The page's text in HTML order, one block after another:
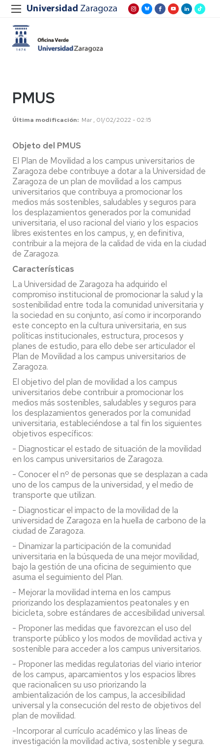
PMUS
Última modificación Mar , 01/02/2022 - 02:15
Objeto del PMUS
El Plan de Movilidad a los campus universitarios de
Zaragoza debe contribuye a dotar a la Universidad de
Zaragoza de un plan de movilidad a los campus
universitarios que contribuya a promocionar los
medios más sostenibles, saludables y seguros para
los desplazamientos generados por la comunidad
universitaria, el uso racional del viario y los espacios
libres existentes en los campus, y, en definitiva,
contribuir a la mejora de la calidad de vida en la ciudad
de Zaragoza.
Características
La Universidad de Zaragoza ha adquirido el
compromiso institucional de promocionar la salud y la
sostenibilidad entre toda la comunidad universitaria y
la sociedad en su conjunto, así como ir incorporando
este concepto en la cultura universitaria, en sus
políticas institucionales, estructura, procesos y
planes de estudio, para ello debe ser articulador el
Plan de Movilidad a los campus universitarios de
Zaragoza.
El objetivo del plan de movilidad a los campus
universitarios debe contribuir a promocionar los
medios más sostenibles, saludables y seguros para
los desplazamientos generados por la comunidad
universitaria, estableciéndose a tal fin los siguientes
objetivos específicos:
- Diagnosticar el estado de situación de la movilidad
en los campus universitarios de Zaragoza.
- Conocer el nº de personas que se desplazan a cada
uno de los campus de la universidad, y el medio de
transporte que utilizan.
- Diagnosticar el impacto de la movilidad de la
universidad de Zaragoza en la huella de carbono de la
ciudad de Zaragoza.
- Dinamizar la participación de la comunidad
universitaria en la búsqueda de una mejor movilidad,
bajo la gestión de una oficina de seguimiento que
asuma el seguimiento del Plan.
- Mejorar la movilidad interna en los campus
priorizando los desplazamientos peatonales y en
bicicleta, sobre estándares de accesibilidad universal.
- Proponer las medidas que favorezcan el uso del
transporte público y los modos de movilidad activa y
sostenible para acceder a los campus universitarios.
- Proponer las medidas regulatorias del viario interior
de los campus, aparcamientos y los espacios libres
que racionalicen su uso priorizando la
ambientalización de los campus, la accesibilidad
universal y la consecución del resto de objetivos del
plan de movilidad.
-Incorporar al currículo académico y las líneas de
investigación la movilidad activa, sostenible y segura.